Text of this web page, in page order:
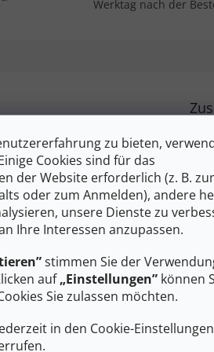
zu bieten,
Cookies sind für das
der Website erforderlich (z. B.
oder zum Anmelden), andere
unsere Dienste zu
Ihre Interessen anzupassen.
stimmen Sie der
auf„Einstellungen” können
Sie zulassen möchten.
in den Cookie-
Werktag nach der
Volumen der verpackten
zum bequemen
Sicht auf die Gegenstände im